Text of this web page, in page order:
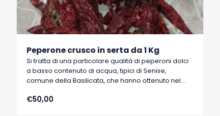
Peperone crusco in serta da 1 Kg
Si tratta di una particolare qualità di peperoni dolci
a basso contenuto di acqua, tipici di Senise,
comune della Basilicata, che hanno ottenuto nel
Protetta).
€50,00